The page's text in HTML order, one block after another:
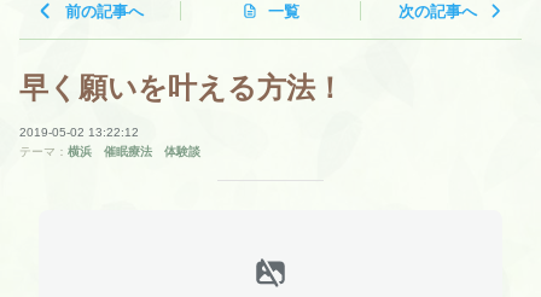
前の記事へ 一覧 次の記事へ
早く願いを叶える方法！
2019-05-02 13:22:12
テーマ： 横浜 催眠療法 体験談